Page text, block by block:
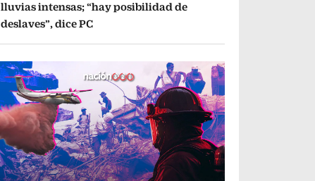
lluvias intensas; “hay posibilidad de
deslaves”, dice PC